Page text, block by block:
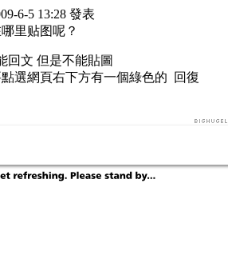
6-5 13:28 發表
里贴图呢？
回文 但是不能貼圖
選網頁右下方有一個綠色的 回復